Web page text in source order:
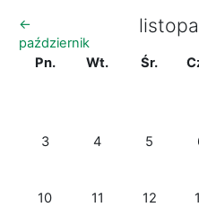
←
październik
Poniedziałek
Pn. Wtorek
Wt. Środa
Śr.
Brak wydarzeń,
3 Brak wydarzeń,
4 Brak
5
Brak wydarzeń,
10 Brak wydarzeń,
11 Brak
12